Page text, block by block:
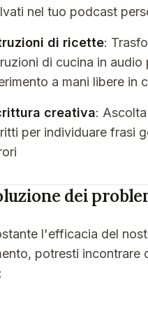
nel tuo podcast
di ricette:
di cucina in audio
a mani libere in
creativa:
per individuare frasi
dei
l'efficacia del
potresti incontrare